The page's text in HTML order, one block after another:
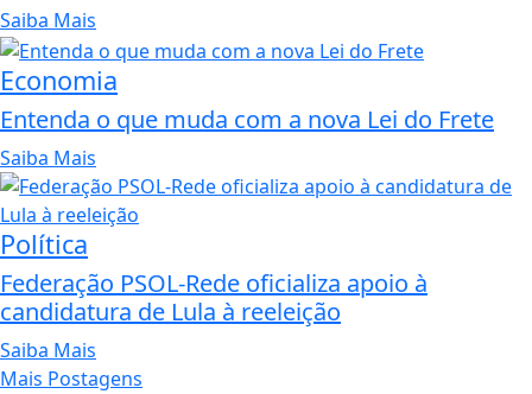
Saiba Mais
Economia
Entenda o que muda com a nova Lei do Frete
Saiba Mais
Política
Federação PSOL-Rede oficializa apoio à
candidatura de Lula à reeleição
Saiba Mais
Mais Postagens